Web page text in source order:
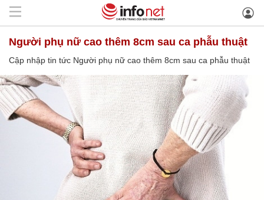
Người phụ nữ cao thêm 8cm sau ca phẫu thuật
Cập nhập tin tức Người phụ nữ cao thêm 8cm sau ca phẫu thuật